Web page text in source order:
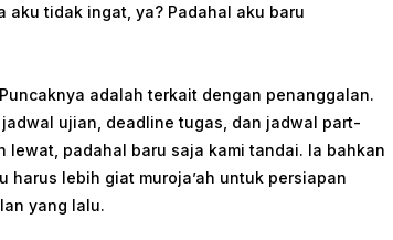
aku tidak ingat, ya? Padahal aku baru
adalah terkait dengan penanggalan.
ujian, deadline tugas, dan jadwal part-
padahal baru saja kami tandai. Ia bahkan
harus lebih giat muroja’ah untuk persiapan
yang lalu.